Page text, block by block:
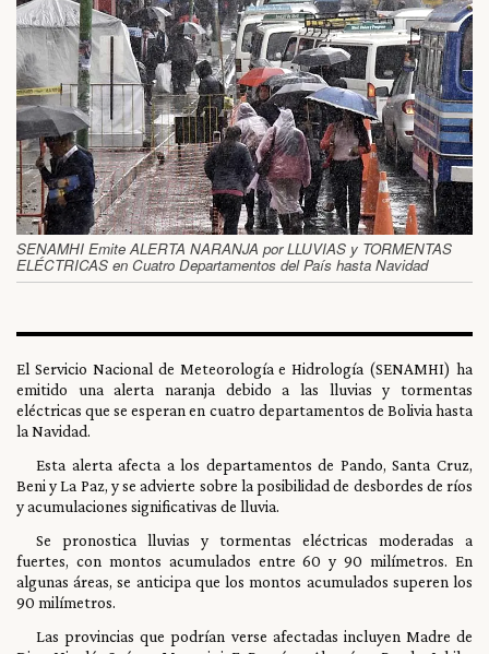
SENAMHI Emite ALERTA NARANJA por LLUVIAS y TORMENTAS
ELÉCTRICAS en Cuatro Departamentos del País hasta Navidad
El Servicio Nacional de Meteorología e Hidrología (SENAMHI) ha
emitido una alerta naranja debido a las lluvias y tormentas
eléctricas que se esperan en cuatro departamentos de Bolivia hasta
la Navidad.
Esta alerta afecta a los departamentos de Pando, Santa Cruz,
Beni y La Paz, y se advierte sobre la posibilidad de desbordes de ríos
y acumulaciones significativas de lluvia.
Se pronostica lluvias y tormentas eléctricas moderadas a
fuertes, con montos acumulados entre 60 y 90 milímetros. En
algunas áreas, se anticipa que los montos acumulados superen los
90 milímetros.
Las provincias que podrían verse afectadas incluyen Madre de